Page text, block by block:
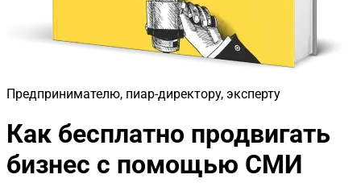
Предпринимателю, пиар-директору, эксперту
Как бесплатно продвигать
бизнес с помощью СМИ